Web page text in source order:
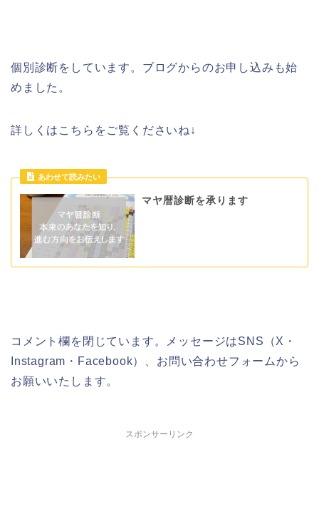
個別診断をしています。ブログからのお申し込みも始
めました。
詳しくはこちらをご覧くださいね↓
マヤ暦診断を承ります
コメント欄を閉じています。メッセージはSNS（X・
Instagram・Facebook）、お問い合わせフォームから
お願いいたします。
スポンサーリンク